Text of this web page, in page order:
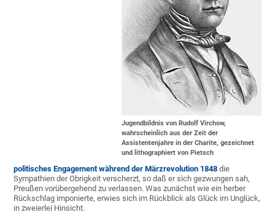
Jugendbildnis von Rudolf Virchow,
wahrscheinlich aus der Zeit der
Assistentenjahre in der Charite, gezeichnet
und lithographiert von Pietsch
politisches Engagement während der Märzrevolution 1848 die
Sympathien der Obrigkeit verscherzt, so daß er sich gezwungen sah,
Preußen vorübergehend zu verlassen. Was zunächst wie ein herber
Rückschlag imponierte, erwies sich im Rückblick als Glück im Unglück,
in zweierlei Hinsicht.